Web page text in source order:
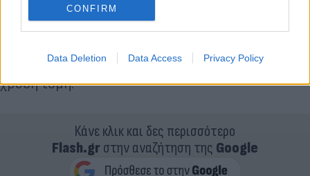
CONFIRM
Data Deletion Data Access Privacy Policy
Βέβαια, τονίζεται ότι δεν υπάρχει ακόμα οριστική
συμφωνία της Μποταφόγκο με τον Ολυμπιακό,
ντιλ, αλλά επικρατεί αισιοδοξία ότι θα βρεθεί η
χρυσή τομή.
Κάνε κλικ και δες περισσότερο
Flash.grστην αναζήτηση της Google